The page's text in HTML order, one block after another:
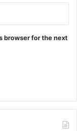
browser for the next